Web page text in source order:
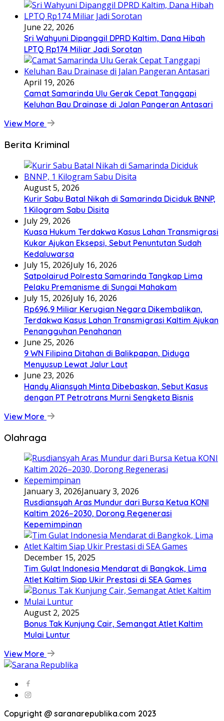
June 22, 2026
Sri Wahyuni Dipanggil DPRD Kaltim, Dana Hibah
LPTQ Rp174 Miliar Jadi Sorotan
April 19, 2026
Camat Samarinda Ulu Gerak Cepat Tanggapi
Keluhan Bau Drainase di Jalan Pangeran Antasari
View More
Berita Kriminal
August 5, 2026
Kurir Sabu Batal Nikah di Samarinda Diciduk BNNP,
1 Kilogram Sabu Disita
July 29, 2026
Kuasa Hukum Terdakwa Kasus Lahan Transmigrasi
Kukar Ajukan Eksepsi, Sebut Penuntutan Sudah
Kedaluwarsa
July 15, 2026July 16, 2026
Satpolairud Polresta Samarinda Tangkap Lima
Pelaku Premanisme di Sungai Mahakam
July 15, 2026July 16, 2026
Rp696,9 Miliar Kerugian Negara Dikembalikan,
Terdakwa Kasus Lahan Transmigrasi Kaltim Ajukan
Penangguhan Penahanan
June 25, 2026
9 WN Filipina Ditahan di Balikpapan, Diduga
Menyusup Lewat Jalur Laut
June 23, 2026
Handy Aliansyah Minta Dibebaskan, Sebut Kasus
dengan PT Petrotrans Murni Sengketa Bisnis
View More
Olahraga
January 3, 2026January 3, 2026
Rusdiansyah Aras Mundur dari Bursa Ketua KONI
Kaltim 2026–2030, Dorong Regenerasi
Kepemimpinan
December 15, 2025
Tim Gulat Indonesia Mendarat di Bangkok, Lima
Atlet Kaltim Siap Ukir Prestasi di SEA Games
August 2, 2025
Bonus Tak Kunjung Cair, Semangat Atlet Kaltim
Mulai Luntur
View More
Copyright @ saranarepublika.com 2023